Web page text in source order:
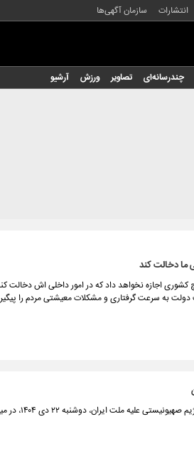
انتشارات سازمان آگهی‌ها
چندرسانه‌ای تصاویر ورزش آرشیو
ما دخالت کند
کشوری اجازه نخواهد داد که در امور داخلی اش دخالت
به سرعت گرفتاری و مشکلات معیشتی مردم را
راهپیمایی محکومیت اقدامات